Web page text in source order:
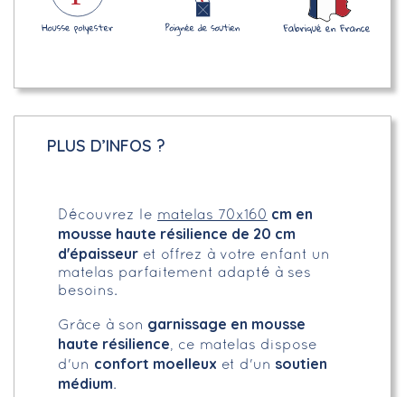
PLUS D’INFOS ?
Découvrez le matelas 70x160 cm en
mousse haute résilience de 20 cm
d'épaisseur et offrez à votre enfant un
matelas parfaitement adapté à ses
besoins.
Grâce à son garnissage en mousse
haute résilience, ce matelas dispose
d'un confort moelleux et d'un soutien
médium.